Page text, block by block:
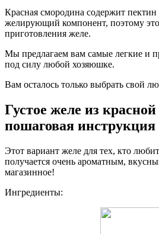
Красная смородина содержит
желирующий компонент, поэтому это
приготовления желе.
Мы предлагаем вам самые легкие и
под силу любой хозяюшке.
Вам осталось только выбрать свой
Густое желе из
пошаговая инструкция
Этот вариант желе для тех, кто
получается очень ароматным,
магазинное!
Ингредиенты: